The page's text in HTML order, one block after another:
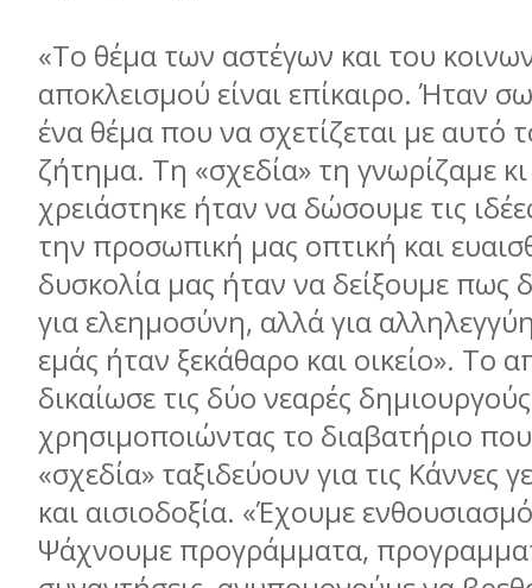
«Το θέμα των αστέγων και του
αποκλεισμού είναι επίκαιρο. Ήταν
ένα θέμα που να σχετίζεται με αυτό
ζήτημα. Τη «σχεδία» τη γνωρίζαμε
χρειάστηκε ήταν να δώσουμε τις
την προσωπική μας οπτική και
δυσκολία μας ήταν να δείξουμε πως
για ελεημοσύνη, αλλά για
εμάς ήταν ξεκάθαρο και οικείο». Το
δικαίωσε τις δύο νεαρές
χρησιμοποιώντας το διαβατήριο
«σχεδία» ταξιδεύουν για τις Κάννες
και αισιοδοξία. «Έχουμε
Ψάχνουμε προγράμματα,